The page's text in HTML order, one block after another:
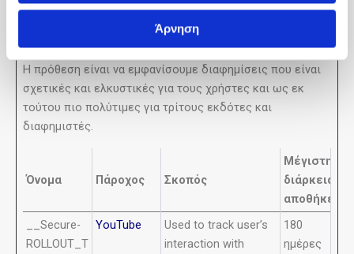
Άρνηση
Τα cookies Εμπορικής Προώθησης χρησιμοποιούνται για
την παρακολούθηση των επισκεπτών στους ιστότοπους.
Η πρόθεση είναι να εμφανίσουμε διαφημίσεις που είναι
σχετικές και ελκυστικές για τους χρήστες και ως εκ
τούτου πιο πολύτιμες για τρίτους εκδότες και
διαφημιστές.
Όνομα Πάροχος Σκοπός
Μέγιστη
διάρκεια
__Secure-
ROLLOUT_T
YouTube
Used to track user’s
interaction with
180
ημέρες